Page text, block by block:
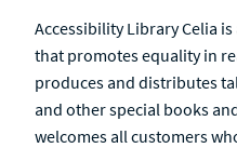
Accessibility Library Celia
that promotes equality in
produces and distributes
and other special books
welcomes all customers